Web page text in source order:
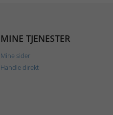
MINE TJENESTER
Mine sider
Handle direkt